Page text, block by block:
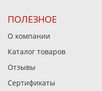
ПОЛЕЗНОЕ
О компании
Каталог товаров
Отзывы
Сертификаты